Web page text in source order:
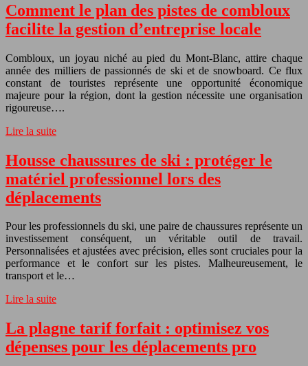
Comment le plan des pistes de combloux
facilite la gestion d’entreprise locale
Combloux, un joyau niché au pied du Mont-Blanc, attire chaque
année des milliers de passionnés de ski et de snowboard. Ce flux
constant de touristes représente une opportunité économique
majeure pour la région, dont la gestion nécessite une organisation
rigoureuse….
Lire la suite
Housse chaussures de ski : protéger le
matériel professionnel lors des
déplacements
Pour les professionnels du ski, une paire de chaussures représente un
investissement conséquent, un véritable outil de travail.
Personnalisées et ajustées avec précision, elles sont cruciales pour la
performance et le confort sur les pistes. Malheureusement, le
transport et le…
Lire la suite
La plagne tarif forfait : optimisez vos
dépenses pour les déplacements pro